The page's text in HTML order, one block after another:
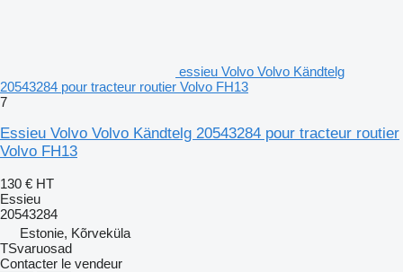
essieu Volvo Volvo Kändtelg
20543284 pour tracteur routier Volvo FH13
7
Essieu Volvo Volvo Kändtelg 20543284 pour tracteur routier
Volvo FH13
130 € HT
Essieu
20543284
Estonie, Kõrveküla
TSvaruosad
Contacter le vendeur